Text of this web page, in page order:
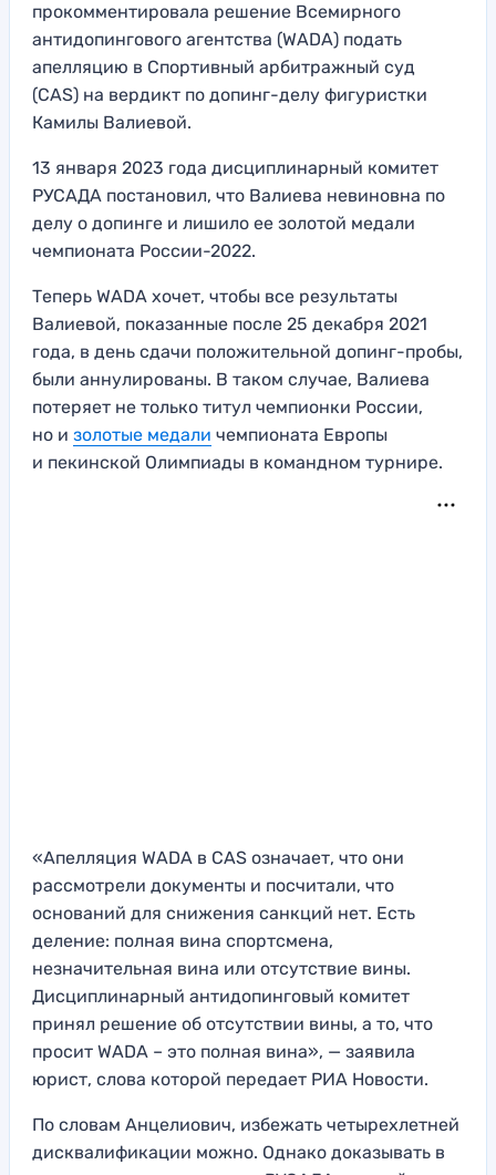
прокомментировала решение Всемирного
антидопингового агентства (WADA) подать
апелляцию в Спортивный арбитражный суд
(CAS) на вердикт по допинг-делу фигуристки
Камилы Валиевой.
13 января 2023 года дисциплинарный комитет
РУСАДА постановил, что Валиева невиновна по
делу о допинге и лишило ее золотой медали
чемпионата России-2022.
Теперь WADA хочет, чтобы все результаты
Валиевой, показанные после 25 декабря 2021
года, в день сдачи положительной допинг-пробы,
были аннулированы. В таком случае, Валиева
потеряет не только титул чемпионки России,
но и золотые медали чемпионата Европы
и пекинской Олимпиады в командном турнире.
«Апелляция WADA в CAS означает, что они
рассмотрели документы и посчитали, что
оснований для снижения санкций нет. Есть
деление: полная вина спортсмена,
незначительная вина или отсутствие вины.
Дисциплинарный антидопинговый комитет
принял решение об отсутствии вины, а то, что
просит WADA – это полная вина», — заявила
юрист, слова которой передает РИА Новости.
По словам Анцелиович, избежать четырехлетней
дисквалификации можно. Однако доказывать в